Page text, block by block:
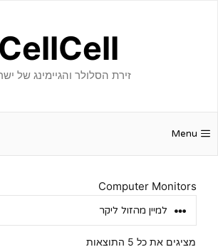
CellCell
זירת הסלולר והגיימינג של
Menu
Computer Monitors
מציגים את כל ⁦5⁩ התוצאות
ממוין